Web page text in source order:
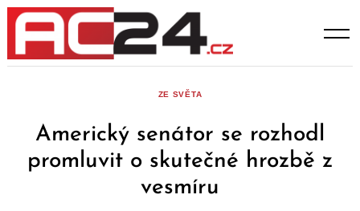
Skip
content
ZE SVĚTA
Americký senátor se rozhodl
promluvit o skutečné hrozbě z
vesmíru